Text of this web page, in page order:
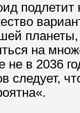
планеты,
на
не в 2036